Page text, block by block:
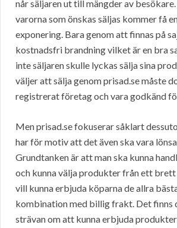
når säljaren ut till mängder av
varorna som önskas säljas kommer få
exponering. Bara genom att finnas på
kostnadsfri brandning vilket är en bra
inte säljaren skulle lyckas sälja sina
väljer att sälja genom prisad.se måste
registrerat företag och vara godkänd
Men prisad.se fokuserar såklart
har för motiv att det även ska vara
Grundtanken är att man ska kunna
och kunna välja produkter från ett brett
vill kunna erbjuda köparna de allra
kombination med billig frakt. Det finns
strävan om att kunna erbjuda